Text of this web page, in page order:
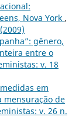
Nova York ,
gênero,
entre o
v. 18
em
mensuração de
v. 26 n.